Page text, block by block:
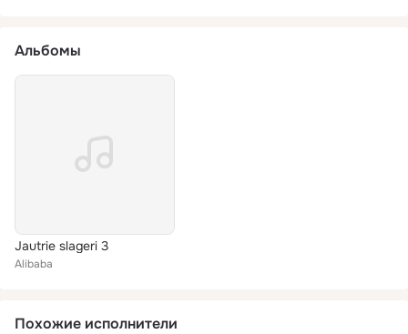
Альбомы
Jautrie slageri 3
Alibaba
Похожие исполнители